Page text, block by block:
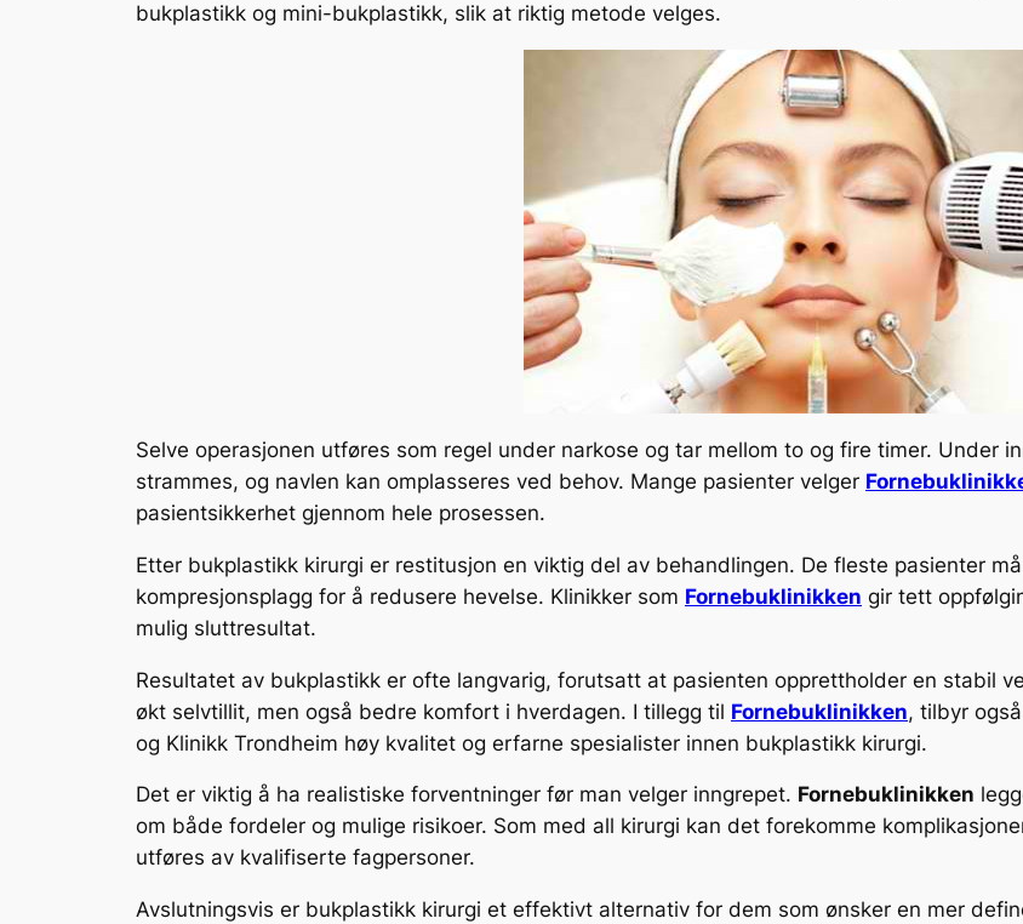
bukplastikk og mini-bukplastikk, slik at riktig metode velges.
Selve operasjonen utføres som regel under narkose og tar mellom to og fire timer. Under
strammes, og navlen kan omplasseres ved behov. Mange pasienter velger
pasientsikkerhet gjennom hele prosessen.
Etter bukplastikk kirurgi er restitusjon en viktig del av behandlingen. De fleste pasienter
kompresjonsplagg for å redusere hevelse. Klinikker som Fornebuklinikken gir tett
mulig sluttresultat.
Resultatet av bukplastikk er ofte langvarig, forutsatt at pasienten opprettholder en stabil
økt selvtillit, men også bedre komfort i hverdagen. I tillegg til Fornebuklinikken, tilbyr
og Klinikk Trondheim høy kvalitet og erfarne spesialister innen bukplastikk kirurgi.
Det er viktig å ha realistiske forventninger før man velger inngrepet. Fornebuklinikken
om både fordeler og mulige risikoer. Som med all kirurgi kan det forekomme
utføres av kvalifiserte fagpersoner.
Avslutningsvis er bukplastikk kirurgi et effektivt alternativ for dem som ønsker en mer